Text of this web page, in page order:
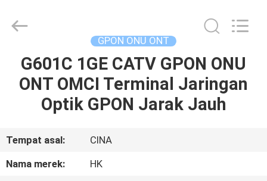
RUMAH
PRODUK
TENTANG
KAMI
LIMITED.
GPON ONU ONT
G601C 1GE CATV GPON ONU
ONT OMCI Terminal Jaringan
Optik GPON Jarak Jauh
Tempat asal:
CINA
Nama merek:
HK